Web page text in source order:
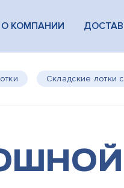
О КОМПАНИИ
Складские лотки